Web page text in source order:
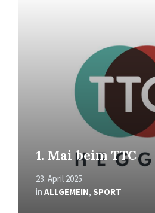
1. Mai beim TTC
23. April 2025
in ALLGEMEIN, SPORT